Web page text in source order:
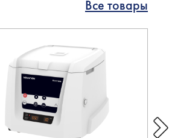
Все товары